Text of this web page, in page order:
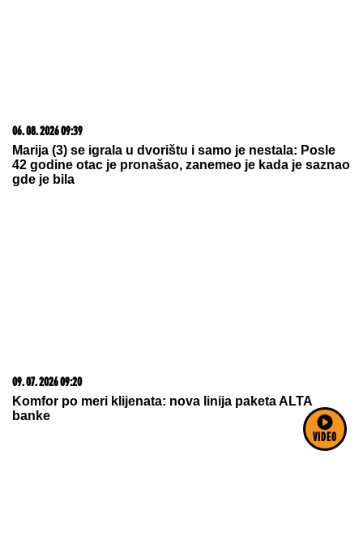
VIDEO
06. 08. 2026 09:39
Marija (3) se igrala u dvorištu i samo je nestala: Posle
42 godine otac je pronašao, zanemeo je kada je saznao
gde je bila
09. 07. 2026 09:20
Komfor po meri klijenata: nova linija paketa ALTA
banke